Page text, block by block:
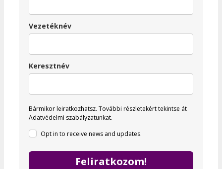
Vezetéknév
Keresztnév
Bármikor leiratkozhatsz. További részletekért tekintse át
Adatvédelmi szabályzatunkat.
Opt in to receive news and updates.
Feliratkozom!